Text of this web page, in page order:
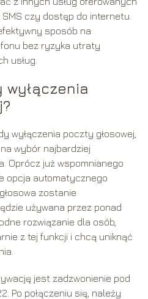
czy dostęp do internetu.
sposób na
bez ryzyka utraty
usług.
wyłączenia poczty głosowej,
wybór najbardziej
Oprócz już wspomnianego
opcja automatycznego
zostanie
używana przez ponad
rozwiązanie dla osób,
z tej funkcji i chcą uniknąć
jest zadzwonienie pod
Po połączeniu się, należy